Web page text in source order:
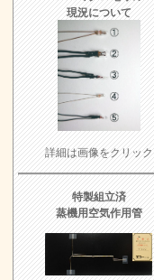
現況について
詳細は画像をクリック
特製組立済
蒸機用空気作用管